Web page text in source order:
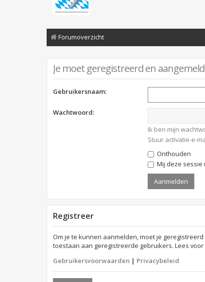
Forumoverzicht
Je moet geregistreerd en
Gebruikersnaam:
Wachtwoord:
Ik ben mijn
Stuur activatie-e-
Onthouden
Mij deze sessie
Registreer
Om je te kunnen aanmelden, moet je
toestaan aan geregistreerde gebruikers. Lees
Gebruikersvoorwaarden | Privacybeleid